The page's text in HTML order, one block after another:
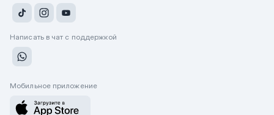
Написать в чат с поддержкой
Мобильное приложение